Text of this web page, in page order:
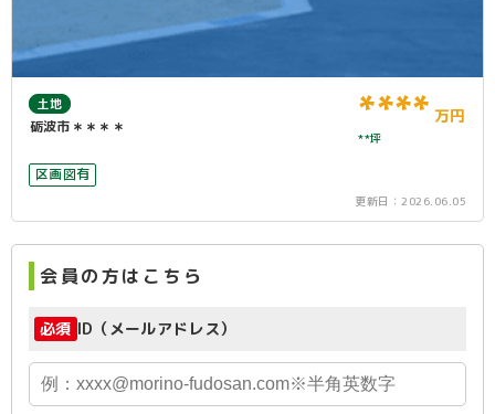
土地
砺波市＊＊＊＊ **** 万円
**坪
区画図有
更新日： 2026.06.05
会員の方はこちら
必須 ID（メールアドレス）